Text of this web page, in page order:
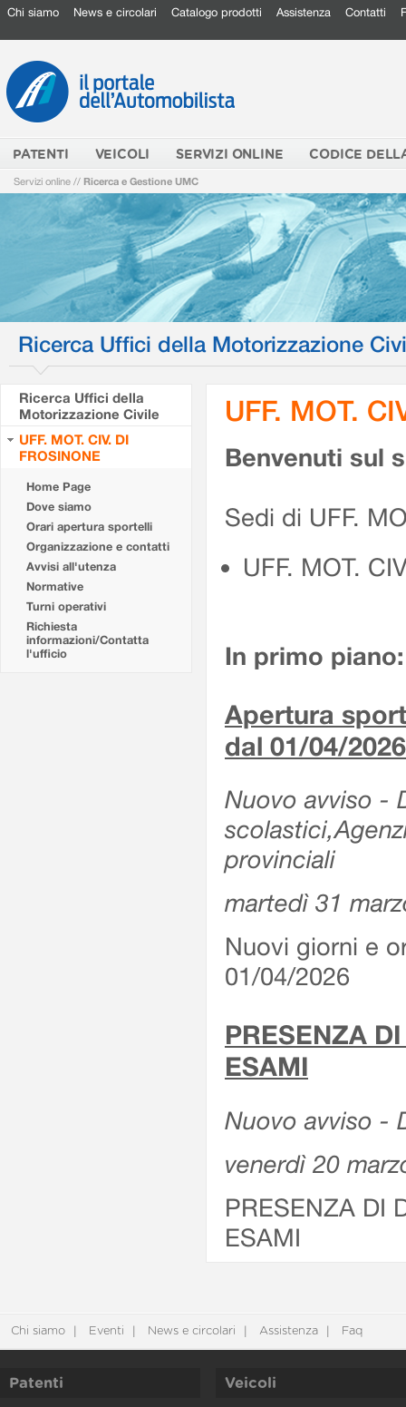
Chi siamo News e circolari Catalogo prodotti Assistenza Contatti
PATENTI VEICOLI SERVIZI ONLINE CODICE
Servizi online // Ricerca e Gestione UMC
Ricerca Uffici della Motorizzazione
Ricerca Uffici della
Motorizzazione Civile
UFF. MOT. CIV. DI
FROSINONE
Home Page
Dove siamo
Orari apertura sportelli
Organizzazione e contatti
Avvisi all'utenza
Normative
Turni operativi
Richiesta
informazioni/Contatta
l'ufficio
UFF. MOT.
Benvenuti sul
Sedi di UFF.
UFF. MOT.
In primo piano:
Apertura
dal 01/04/2026
Nuovo avviso -
provinciali
martedì 31
Nuovi giorni e
01/04/2026
PRESENZA
ESAMI
Nuovo avviso -
venerdì 20
PRESENZA DI
ESAMI
Chi siamo Eventi News e circolari Assistenza Faq
Patenti Veicoli